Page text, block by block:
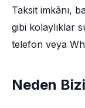
Taksit imkânı,
gibi kolaylıklar
telefon veya
Neden